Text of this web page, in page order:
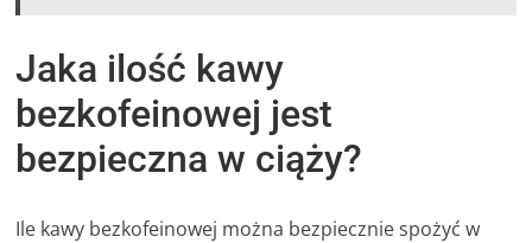
Jaka ilość kawy
bezkofeinowej jest
bezpieczna w ciąży?
Ile kawy bezkofeinowej można bezpiecznie spożyć w